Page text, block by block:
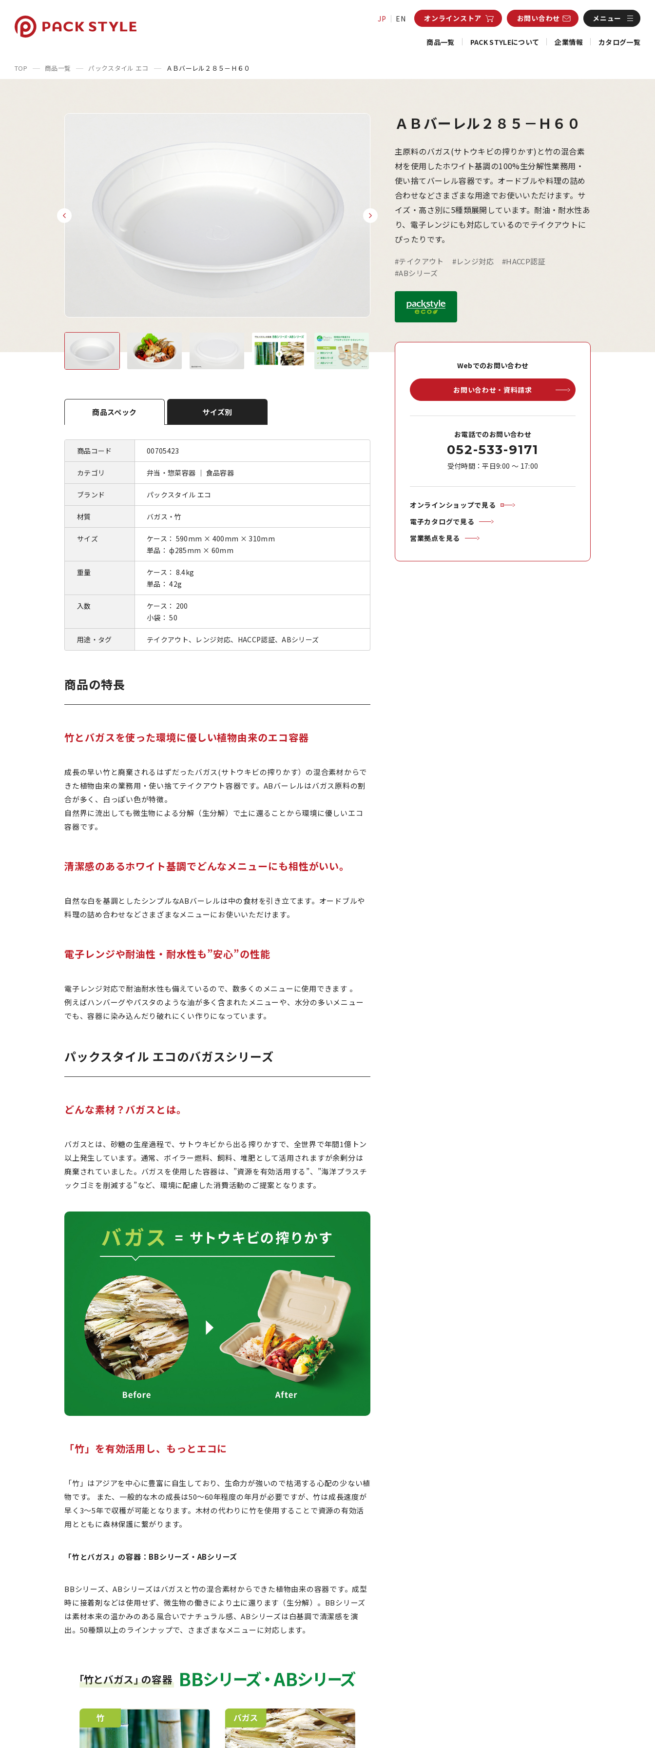
JP EN オンラインストア お問い合わせ メニュー
商品一覧 PACK STYLEについて 企業情報 カタログ一覧
TOP 商品一覧 パックスタイル エコ ＡＢバーレル２８５－Ｈ６０
商品スペック サイズ別
商品コード 00705423
カテゴリ 弁当・惣菜容器 ｜ 食品容器
ブランド パックスタイル エコ
材質 バガス・竹
サイズ
ケース： 590mm × 400mm × 310mm
単品： ф285mm × 60mm
重量
ケース： 8.4kg
単品： 42g
入数
ケース： 200
小袋： 50
用途・タグ テイクアウト、レンジ対応、HACCP認証、ABシリーズ
商品の特長
竹とバガスを使った環境に優しい植物由来のエコ容器
成長の早い竹と廃棄されるはずだったバガス(サトウキビの搾りかす）の混合素材からで
きた植物由来の業務用・使い捨てテイクアウト容器です。ABバーレルはバガス原料の割
合が多く、白っぽい色が特徴。
自然界に流出しても微生物による分解（生分解）で土に還ることから環境に優しいエコ
容器です。
清潔感のあるホワイト基調でどんなメニューにも相性がいい。
自然な白を基調としたシンプルなABバーレルは中の食材を引き立てます。オードブルや
料理の詰め合わせなどさまざまなメニューにお使いいただけます。
電子レンジや耐油性・耐水性も”安心”の性能
電子レンジ対応で耐油耐水性も備えているので、数多くのメニューに使用できます 。
例えばハンバーグやパスタのような油が多く含まれたメニューや、水分の多いメニュー
でも、容器に染み込んだり破れにくい作りになっています。
パックスタイル エコのバガスシリーズ
どんな素材？バガスとは。
バガスとは、砂糖の生産過程で、サトウキビから出る搾りかすで、全世界で年間1億トン
以上発生しています。通常、ボイラー燃料、飼料、堆肥として活用されますが余剰分は
廃棄されていました。バガスを使用した容器は、”資源を有効活用する”、”海洋プラスチ
ックゴミを削減する”など、環境に配慮した消費活動のご提案となります。
「竹」を有効活用し、もっとエコに
「竹」はアジアを中心に豊富に自生しており、生命力が強いので枯渇する心配の少ない植
物です。 また、一般的な木の成長は50～60年程度の年月が必要ですが、竹は成長速度が
早く3～5年で収穫が可能となります。木材の代わりに竹を使用することで資源の有効活
用とともに森林保護に繋がります。
「竹とバガス」の容器：BBシリーズ・ABシリーズ
BBシリーズ、ABシリーズはバガスと竹の混合素材からできた植物由来の容器です。成型
時に接着剤などは使用せず、微生物の働きにより土に還ります（生分解）。BBシリーズ
は素材本来の温かみのある風合いでナチュラル感、ABシリーズは白基調で清潔感を演
出。50種類以上のラインナップで、さまざまなメニューに対応します。
ＡＢバーレル２８５－Ｈ６０
主原料のバガス(サトウキビの搾りかす)と竹の混合素
材を使用したホワイト基調の100%生分解性業務用・
使い捨てバーレル容器です。オードブルや料理の詰め
合わせなどさまざまな用途でお使いいただけます。サ
イズ・高さ別に5種類展開しています。耐油・耐水性あ
り、電子レンジにも対応しているのでテイクアウトに
ぴったりです。
#テイクアウト #レンジ対応
#HACCP認証
#ABシリーズ
Webでのお問い合わせ
お問い合わせ・資料請求
お電話でのお問い合わせ
052-533-9171
受付時間：平日9:00 ～ 17:00
オンラインショップで見る
電子カタログで見る
営業拠点を見る